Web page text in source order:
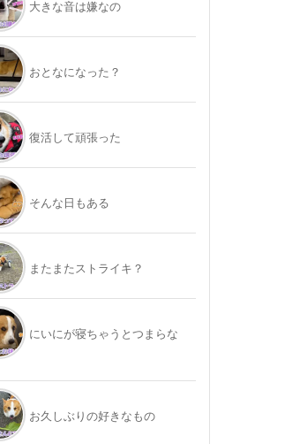
大きな音は嫌なの
おとなになった？
復活して頑張った
そんな日もある
またまたストライキ？
にいにが寝ちゃうとつまらな
お久しぶりの好きなもの